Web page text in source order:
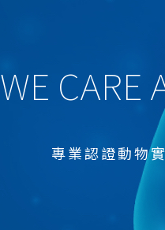
WE CARE
專業認證動物